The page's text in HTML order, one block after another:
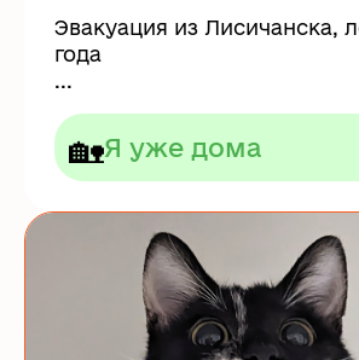
Эвакуация из Лисичанска,
года
...
🏡Я уже дома